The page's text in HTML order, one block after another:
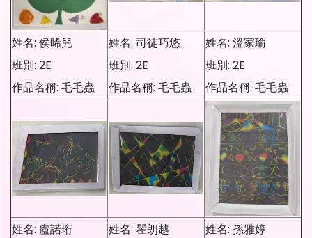
姓名: 侯晞兒
班別: 2E
作品名稱: 毛毛蟲
姓名: 司徒巧悠
班別: 2E
作品名稱: 毛毛蟲
姓名: 溫家瑜
班別: 2E
作品名稱: 毛毛蟲
姓名: 盧諾珩
姓名: 瞿朗越
姓名: 孫雅婷